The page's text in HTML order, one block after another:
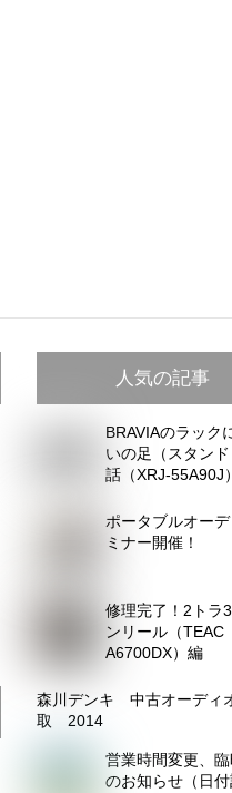
人気の記事
BRAVIAのラック
いの足（スタン
話（XRJ-55A90J）
ポータブルオー
ミナー開催！
修理完了！2トラ
ンリール（TEAC
A6700DX）編
森川デンキ 中古オーディ
取 2014
営業時間変更、
のお知らせ（日付